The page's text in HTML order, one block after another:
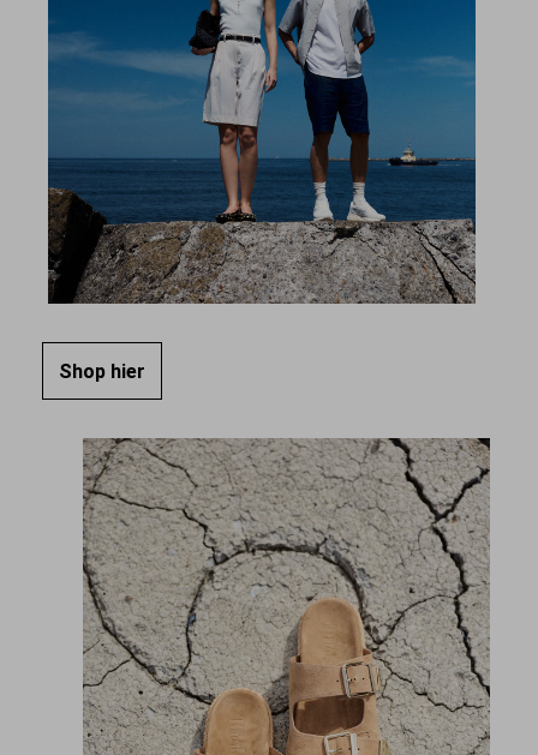
Shop hier